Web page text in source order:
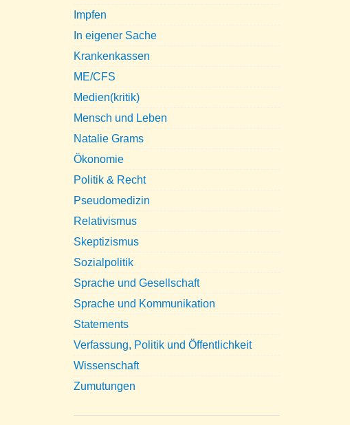
Impfen
In eigener Sache
Krankenkassen
ME/CFS
Medien(kritik)
Mensch und Leben
Natalie Grams
Ökonomie
Politik & Recht
Pseudomedizin
Relativismus
Skeptizismus
Sozialpolitik
Sprache und Gesellschaft
Sprache und Kommunikation
Statements
Verfassung, Politik und Öffentlichkeit
Wissenschaft
Zumutungen